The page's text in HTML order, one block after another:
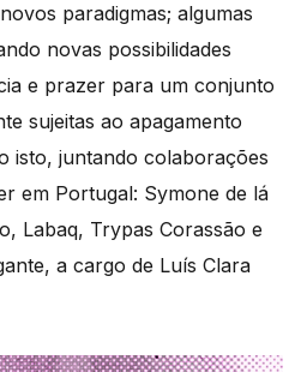
paradigmas; algumas
novas possibilidades
e prazer para um conjunto
sujeitas ao apagamento
isto, juntando colaborações
em Portugal: Symone de lá
Labaq, Trypas Corassão e
a cargo de Luís Clara